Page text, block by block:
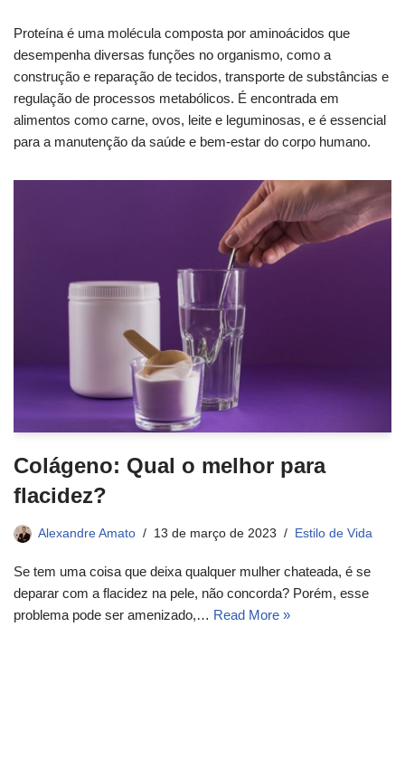
Proteína é uma molécula composta por aminoácidos que
desempenha diversas funções no organismo, como a
construção e reparação de tecidos, transporte de substâncias e
regulação de processos metabólicos. É encontrada em
alimentos como carne, ovos, leite e leguminosas, e é essencial
para a manutenção da saúde e bem-estar do corpo humano.
Colágeno: Qual o melhor para
flacidez?
Alexandre Amato 13 de março de 2023 Estilo de Vida
Se tem uma coisa que deixa qualquer mulher chateada, é se
deparar com a flacidez na pele, não concorda? Porém, esse
problema pode ser amenizado,… Read More »